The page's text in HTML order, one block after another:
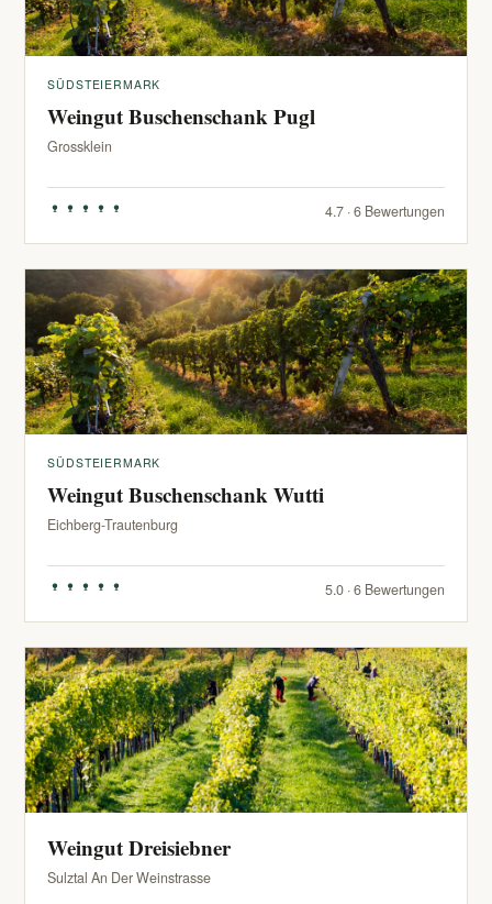
SÜDSTEIERMARK
Weingut Buschenschank Pugl
Grossklein
4.7 · 6 Bewertungen
SÜDSTEIERMARK
Weingut Buschenschank Wutti
Eichberg-Trautenburg
5.0 · 6 Bewertungen
Weingut Dreisiebner
Sulztal An Der Weinstrasse